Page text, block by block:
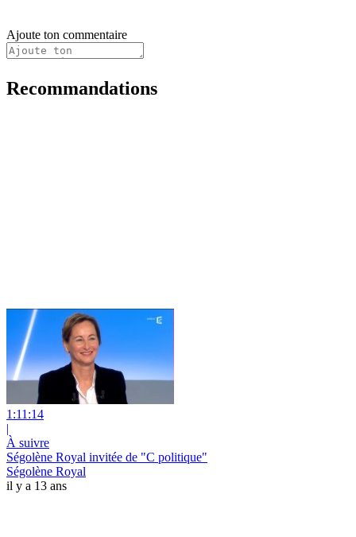
Ajoute ton commentaire
Recommandations
1:11:14
|
À suivre
Ségolène Royal invitée de "C politique"
Ségolène Royal
il y a 13 ans